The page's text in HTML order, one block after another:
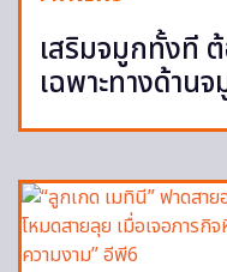
เสริมจมูกทั้งที
เฉพาะทางด้าน